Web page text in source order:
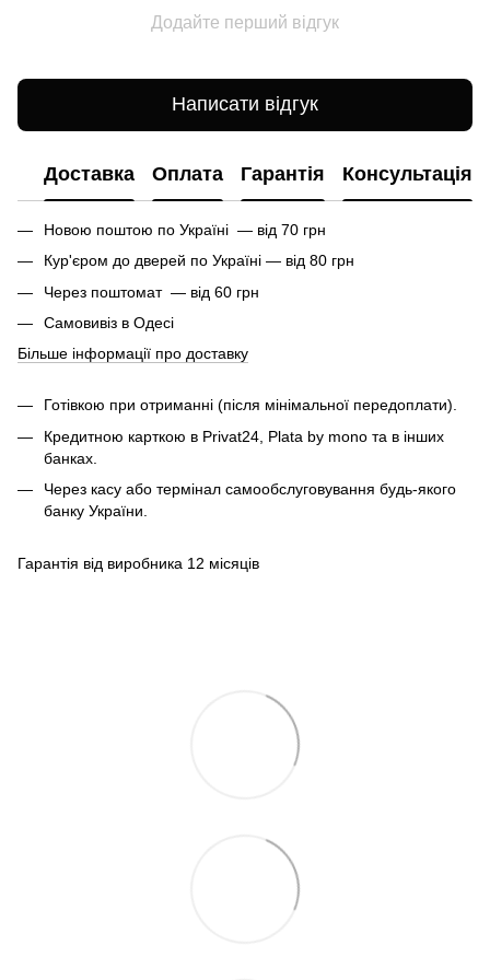
Додайте перший відгук
Написати відгук
Доставка Оплата Гарантія Консультація
Новою поштою по Україні — від 70 грн
Кур'єром до дверей по Україні — від 80 грн
Через поштомат — від 60 грн
Самовивіз в Одесі
Більше інформації про доставку
Готівкою при отриманні (після мінімальної передоплати).
Кредитною карткою в Privat24, Plata by mono та в інших
банках.
Через касу або термінал самообслуговування будь-якого
банку України.
Гарантія від виробника 12 місяців